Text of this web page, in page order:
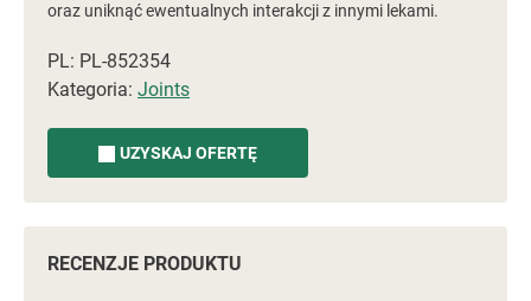
oraz uniknąć ewentualnych interakcji z innymi lekami.
PL: PL-852354
Kategoria: Joints
UZYSKAJ OFERTĘ
RECENZJE PRODUKTU